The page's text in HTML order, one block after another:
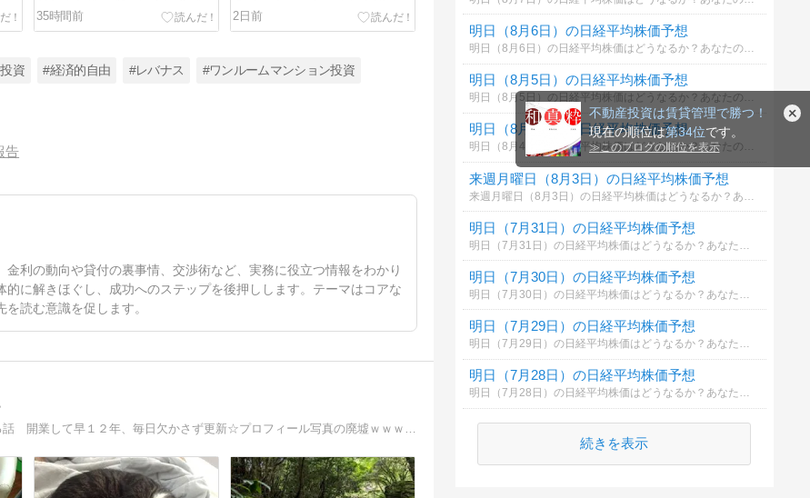
不動産投資は賃貸管理で勝つ！
現在の順位は第34位です。
≫このブログの順位を表示
上げる…
35時間前
渋くなる…
2日前
資 #経済的自由 #レバナス #ワンルームマンション投資
告
利の動向や貸付の裏事情、交渉術など、実務に役立つ情報をわかり
に解きほぐし、成功へのステップを後押しします。テーマはコアな
読む意識を促します。
明日（8月6日）の日経平均株価予想
明日（8月6日）の日経平均株価はどうなるか？あなたの御意見を聞かせて下さい。勿論希望や勘でもかまいません。見るだけもＯＫ！
明日（8月5日）の日経平均株価予想
明日（8月5日）の日経平均株価はどうなるか？あなたの御意見を聞かせて下さい。勿論希望や勘でもかまいません。見るだけもＯＫ！
明日（8月4日）の日経平均株価予想
明日（8月4日）の日経平均株価はどうなるか？あなたの御意見を聞かせて下さい。勿論希望や勘でもかまいません。見るだけもＯＫ！
来週月曜日（8月3日）の日経平均株価予想
明日（7月31日）の日経平均株価予想
明日（7月30日）の日経平均株価予想
明日（7月30日）の日経平均株価はどうなるか？あなたの御意見を聞かせて下さい。勿論希望や勘でもかまいません。見るだけもＯＫ！
明日（7月29日）の日経平均株価予想
明日（7月29日）の日経平均株価はどうなるか？あなたの御意見を聞かせて下さい。勿論希望や勘でもかまいません。見るだけもＯＫ！
明日（7月28日）の日経平均株価予想
明日（7月28日）の日経平均株価はどうなるか？あなたの御意見を聞かせて下さい。勿論希望や勘でもかまいません。見るだけもＯＫ！
続きを表示